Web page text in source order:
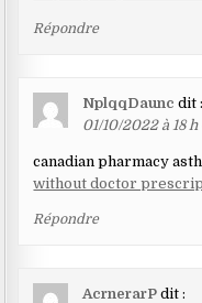
Répondre
NplqqDaunc dit :
01/10/2022 à 18
canadian pharmacy
without doctor
Répondre
AcrnerarP dit :